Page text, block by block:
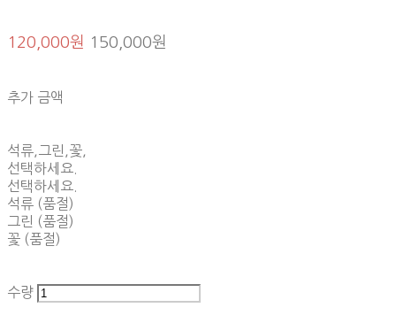
120,000원 150,000원
추가 금액
석류,그린,꽃,
선택하세요.
선택하세요.
석류 (품절)
그린 (품절)
꽃 (품절)
수량